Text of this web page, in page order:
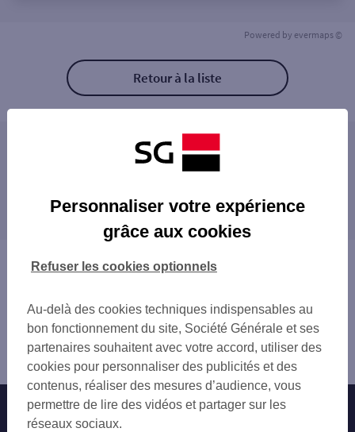
Powered by evermaps ©
Retour à la liste
Les agences SG PRO à proximité
LILLE RUE GAMBETTA
LILLE FIVES LEGRAND
LILLE RIHOUR
LILLE ESPACE PRO
LILLE CORMONTAIGNE
LILLE ROYALE
SECLIN
LA MADELEINE SAINT MAUR
CYSOING
proximité
FACHES-THUMESNIL
VILLENEUVE-D'ASCQ
MONS-EN-BAROEUL
LILLE
SECLIN
LOOS
LA MADELEINE
MARCQ-EN-BAROEUL
HEM
Vous êtes ici : Accueil
Lesquin
Nos engagements Nous contacter
Personnaliser votre expérience
grâce aux cookies
Au-delà des cookies techniques indispensables au
bon fonctionnement du site, Société Générale et ses
partenaires souhaitent avec votre accord, utiliser des
cookies pour personnaliser des publicités et des
contenus, réaliser des mesures d’audience, vous
permettre de lire des vidéos et partager sur les
réseaux sociaux.
Refuser les cookies optionnels